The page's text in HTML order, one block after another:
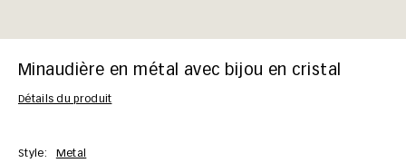
Minaudière en métal avec bijou en cristal
Détails du produit
Style: Metal